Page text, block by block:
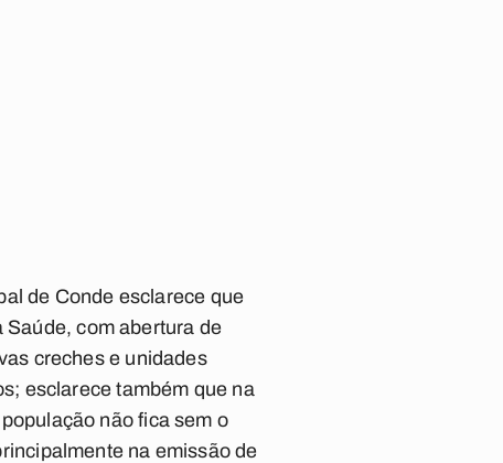
de Conde esclarece que
com abertura de
creches e unidades
esclarece também que na
não fica sem o
na emissão de